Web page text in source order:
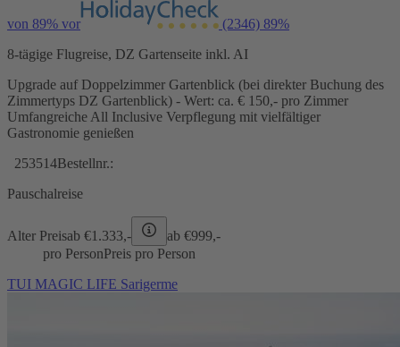
von 89% vor (2346) 89%
8-tägige Flugreise, DZ Gartenseite inkl. AI
Upgrade auf Doppelzimmer Gartenblick (bei direkter Buchung des
Zimmertyps DZ Gartenblick) - Wert: ca. € 150,- pro Zimmer
Umfangreiche All Inclusive Verpflegung mit vielfältiger
Gastronomie genießen
253514Bestellnr.:
Pauschalreise
Alter Preisab €1.333,- ab €999,-
pro PersonPreis pro Person
TUI MAGIC LIFE Sarigerme